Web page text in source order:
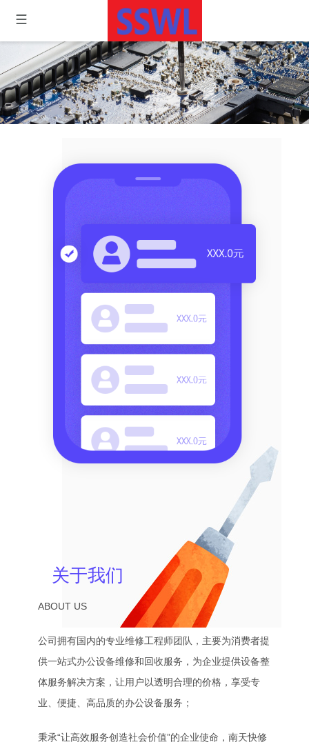
关于我们
ABOUT US
公司拥有国内的专业维修工程师团队，主要为消费者提
供一站式办公设备维修和回收服务，为企业提供设备整
体服务解决方案，让用户以透明合理的价格，享受专
业、便捷、高品质的办公设备服务；
秉承“让高效服务创造社会价值”的企业使命，南天快修